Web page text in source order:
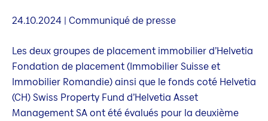
24.10.2024 | Communiqué de presse
Les deux groupes de placement immobilier d’Helvetia
Fondation de placement (Immobilier Suisse et
Immobilier Romandie) ainsi que le fonds coté Helvetia
(CH) Swiss Property Fund d’Helvetia Asset
Management SA ont été évalués pour la deuxième